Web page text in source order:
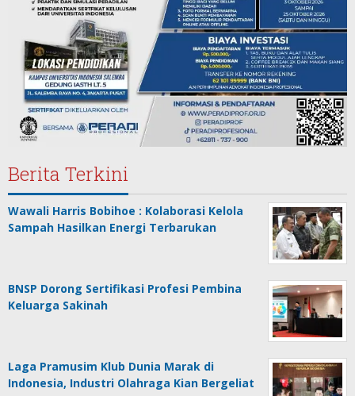
Berita Terkini
Wawali Harris Bobihoe : Kolaborasi Kelola
Sampah Hasilkan Energi Terbarukan
BNSP Dorong Sertifikasi Profesi Pembina
Keluarga Sakinah
Laga Pramusim Klub Dunia Marak di
Indonesia, Industri Olahraga Kian Bergeliat